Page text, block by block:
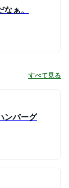
ぁ。
すべて見る
ンバーグ